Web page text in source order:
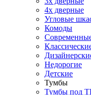
4х дверные
Угловые
Комоды
Недорогие
Детские
Тумбы
Тумбы под